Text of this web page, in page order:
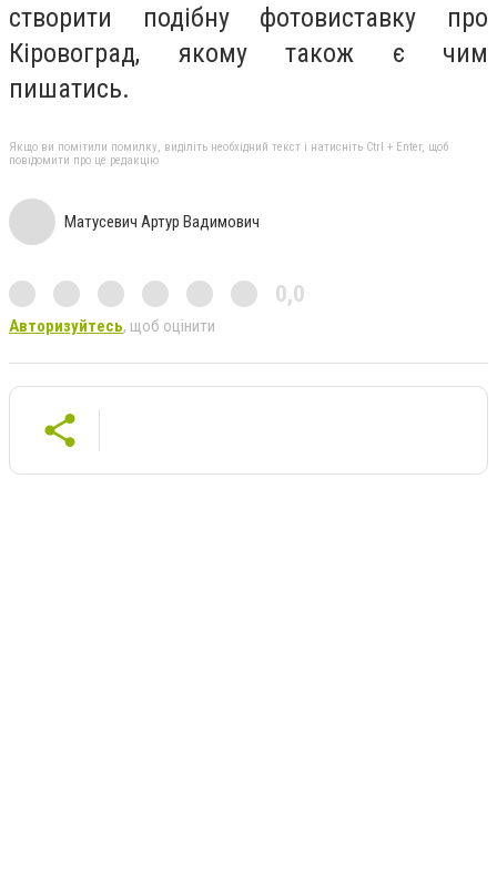
створити подібну фотовиставку про
Кіровоград, якому також є чим
пишатись.
Якщо ви помітили помилку, виділіть необхідний текст і натисніть Ctrl + Enter, щоб
повідомити про це редакцію
Матусевич Артур Вадимович
0,0
Авторизуйтесь, щоб оцінити